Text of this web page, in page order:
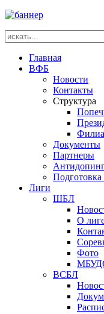
Главная
ВФБ
Новости
Контакты
Структура
Документы
Партнеры
Подготовка
Лиги
ШБЛ
О
Фото
ВСБЛ